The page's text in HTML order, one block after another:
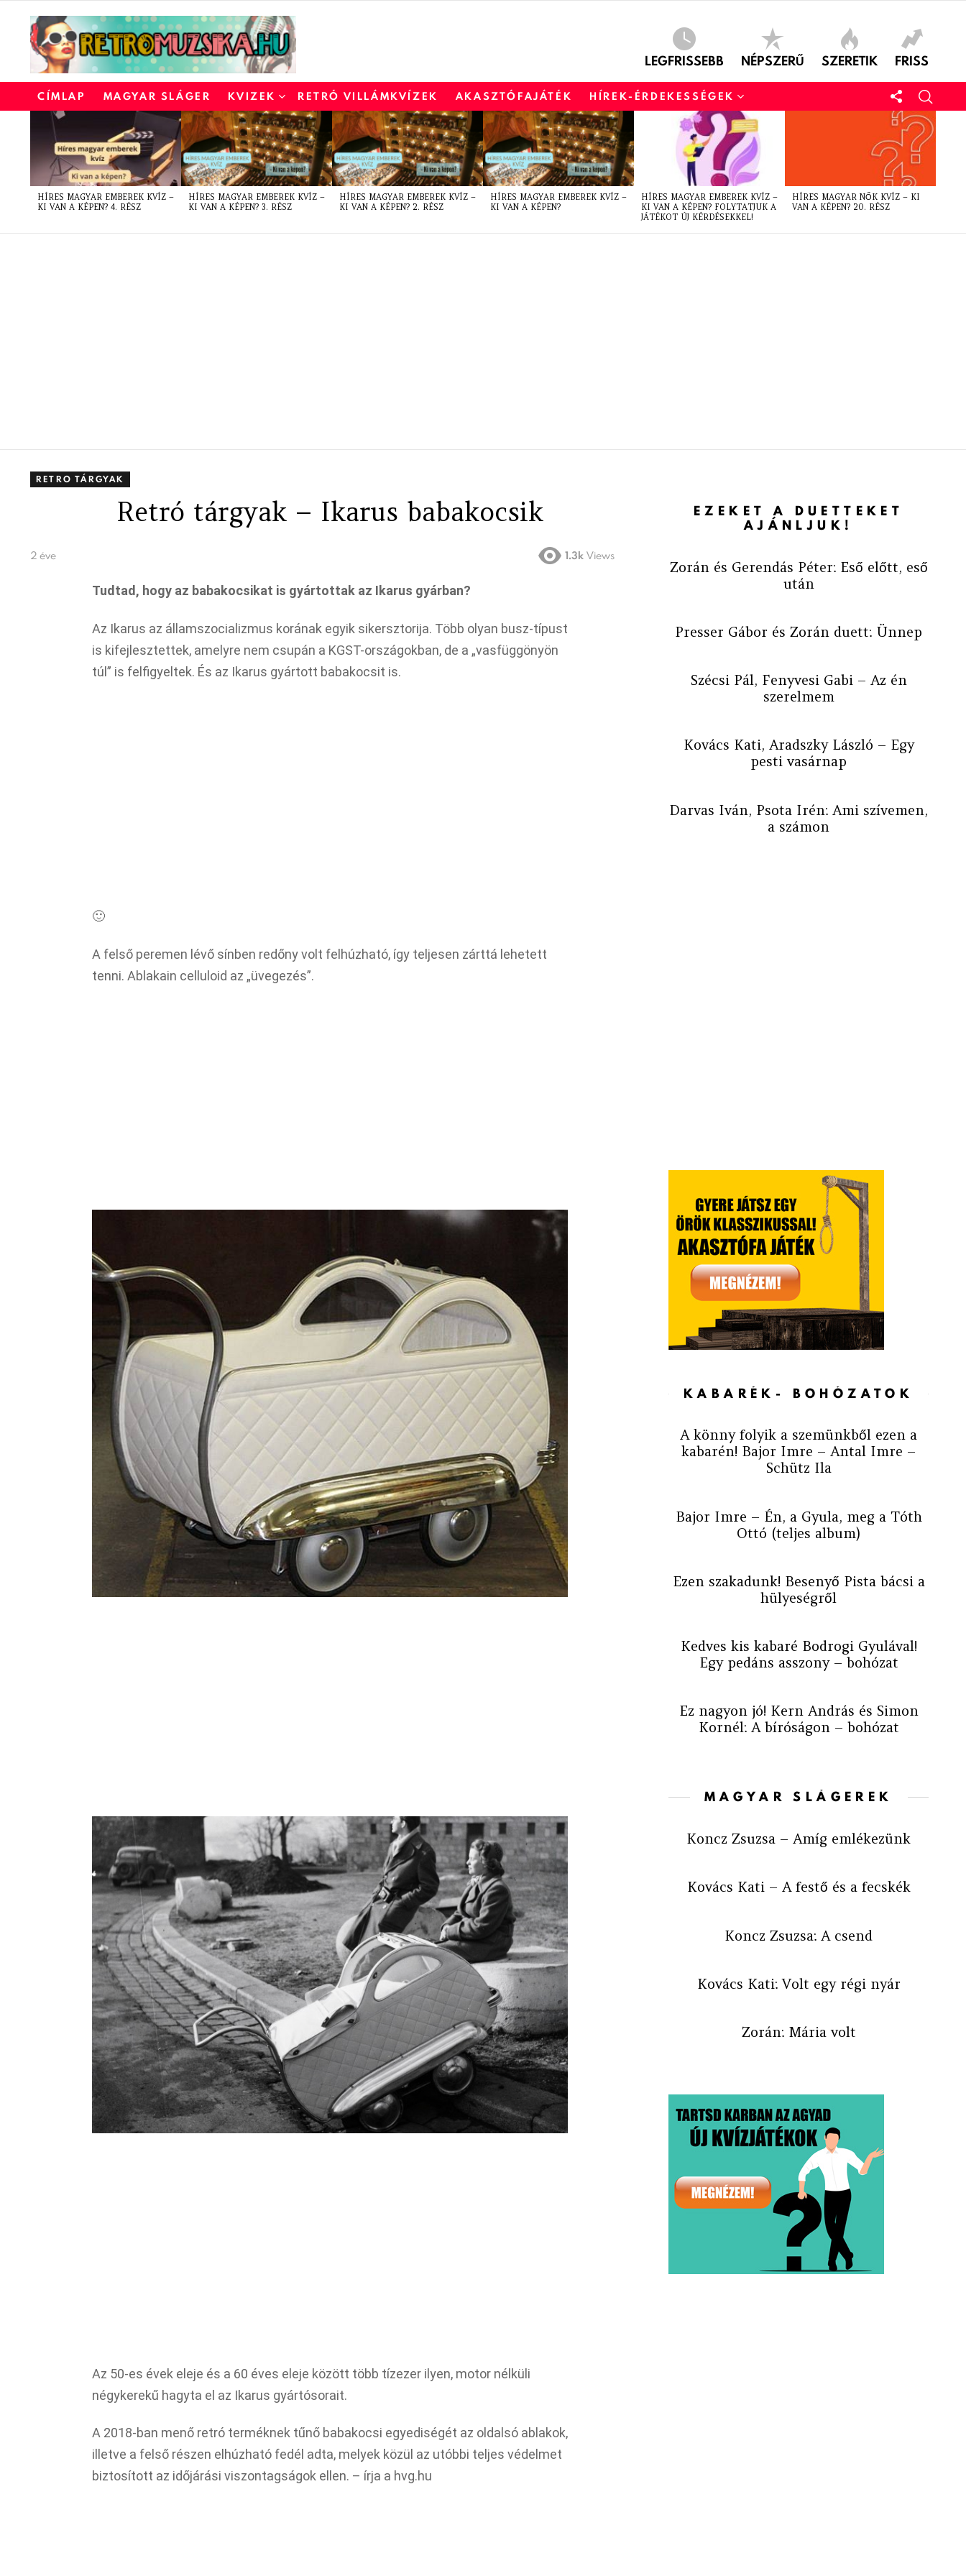
LEGFRISSEBB NÉPSZERŰ SZERETIK FRISS
CÍMLAP MAGYAR SLÁGER KVIZEK RETRÓ VILLÁMKVÍZEK AKASZTÓFAJÁTÉK HÍREK-ÉRDEKESSÉGEK
LATEST
STORIES
HÍRES MAGYAR EMBEREK KVÍZ –
KI VAN A KÉPEN? 4. RÉSZ
HÍRES MAGYAR EMBEREK KVÍZ –
KI VAN A KÉPEN? 3. RÉSZ
HÍRES MAGYAR EMBEREK KVÍZ –
KI VAN A KÉPEN? 2. RÉSZ
HÍRES MAGYAR EMBEREK KVÍZ –
KI VAN A KÉPEN?
HÍRES MAGYAR EMBEREK KVÍZ –
KI VAN A KÉPEN? FOLYTATJUK A
JÁTÉKOT ÚJ KÉRDÉSEKKEL!
HÍRES MAGYAR NŐK KVÍZ – KI
VAN A KÉPEN? 20. RÉSZ
RETRO TÁRGYAK
Retró tárgyak – Ikarus babakocsik
2 éve 1.3k Views
Tudtad, hogy az babakocsikat is gyártottak az Ikarus gyárban?
Az Ikarus az államszocializmus korának egyik sikersztorija. Több olyan busz-típust
is kifejlesztettek, amelyre nem csupán a KGST-országokban, de a „vasfüggönyön
túl” is felfigyeltek. És az Ikarus gyártott babakocsit is.
🙂
A felső peremen lévő sínben redőny volt felhúzható, így teljesen zárttá lehetett
tenni. Ablakain celluloid az „üvegezés”.
Az 50-es évek eleje és a 60 éves eleje között több tízezer ilyen, motor nélküli
négykerekű hagyta el az Ikarus gyártósorait.
A 2018-ban menő retró terméknek tűnő babakocsi egyediségét az oldalsó ablakok,
illetve a felső részen elhúzható fedél adta, melyek közül az utóbbi teljes védelmet
biztosított az időjárási viszontagságok ellen. – írja a hvg.hu
EZEKET A DUETTEKET
AJÁNLJUK!
Zorán és Gerendás Péter: Eső előtt, eső
után
Presser Gábor és Zorán duett: Ünnep
Szécsi Pál, Fenyvesi Gabi – Az én
szerelmem
Kovács Kati, Aradszky László – Egy
pesti vasárnap
Darvas Iván, Psota Irén: Ami szívemen,
a számon
KABARÉK- BOHÓZATOK
A könny folyik a szemünkből ezen a
kabarén! Bajor Imre – Antal Imre –
Schütz Ila
Bajor Imre – Én, a Gyula, meg a Tóth
Ottó (teljes album)
Ezen szakadunk! Besenyő Pista bácsi a
hülyeségről
Kedves kis kabaré Bodrogi Gyulával!
Egy pedáns asszony – bohózat
Ez nagyon jó! Kern András és Simon
Kornél: A bíróságon – bohózat
MAGYAR SLÁGEREK
Koncz Zsuzsa – Amíg emlékezünk
Kovács Kati – A festő és a fecskék
Koncz Zsuzsa: A csend
Kovács Kati: Volt egy régi nyár
Zorán: Mária volt